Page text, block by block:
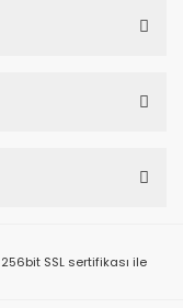
SSL sertifikası ile